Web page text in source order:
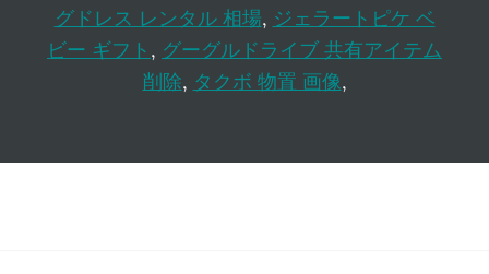
グドレス レンタル 相場, ジェラートピケ ベ
ビー ギフト , グーグルドライブ 共有アイテム
削除, タクボ 物置 画像,